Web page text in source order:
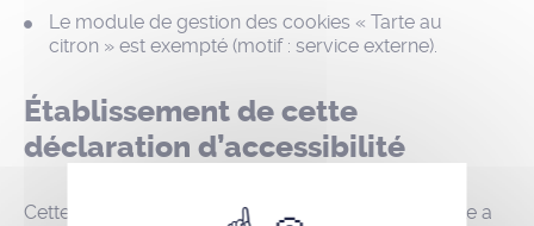
Le module de gestion des cookies « Tarte au
citron » est exempté (motif : service externe).
Établissement de cette
déclaration d’accessibilité
Cette déclaration a été établie le 15 février 2023. Elle a